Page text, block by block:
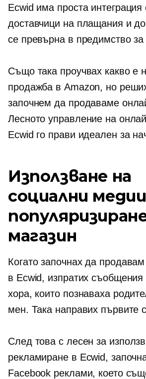
Ecwid има проста интеграция
доставчици на плащания и
се превърна в предимство
Също така проучвах какво е
продажба в Amazon, но
започнем да продаваме
Лесното управление на
Ecwid го прави идеален за
Използване на
социални
магазин
Когато започнах да
в Ecwid, изпратих
хора, които познаваха
мен. Така направих първите
След това с лесен за
рекламиране в Ecwid,
Facebook реклами, което